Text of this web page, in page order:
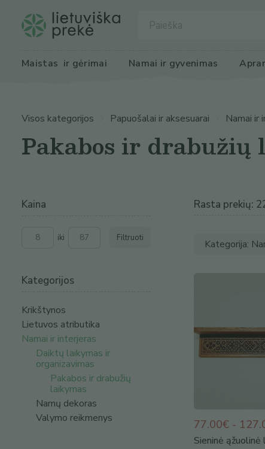
Maistas ir gėrimai Namai ir gyvenimas
Visos kategorijos Papuošalai ir aksesuarai Namai ir
Pakabos ir drabužių
Kaina
iki Filtruoti
Kategorijos
Krikštynos
Lietuvos atributika
Namai ir interjeras
Daiktų laikymas ir
organizavimas
Pakabos ir drabužių
laikymas
Namų dekoras
Valymo reikmenys
Rasta prekių:
Kategorija:
77.00€ -
Sieninė ąžuolinė